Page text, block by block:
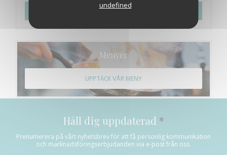
undefined
BOKA ETT BORD
Menyer
UPPTÄCK VÅR MENY
Håll dig uppdaterad *
Prenumerera på vårt nyhetsbrev för att få personlig kommunikation
och marknadsföringserbjudanden via e-post från oss.